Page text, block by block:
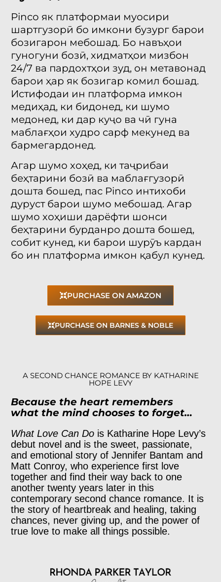
Pinco як платформаи муосири
шартгузорӣ бо имкони бузург барои
бозигарон мебошад. Бо навъҳои
гуногуни бозӣ, хидматҳои мизбон
24/7 ва пардохтҳои зуд, он метавонад
барои ҳар як бозигар комил бошад.
Истифодаи ин платформа имкон
медиҳад, ки бидонед, ки шумо
медонед, ки дар куҷо ва чӣ гуна
маблағҳои худро сарф мекунед ва
бармегардонед.
Агар шумо хоҳед, ки таҷрибаи
беҳтарини бозӣ ва маблағгузорӣ
дошта бошед, пас Pinco интихоби
дуруст барои шумо мебошад. Агар
шумо хоҳиши дарёфти шонси
беҳтарини бурданро дошта бошед,
собит кунед, ки барои шурӯъ кардан
бо ин платформа имкон қабул кунед.
PURCHASE ON AMAZON
PURCHASE ON BARNES & NOBLE
A SECOND CHANCE ROMANCE BY KATHARINE
HOPE LEVY
Because the heart remembers
what the mind chooses to forget…
What Love Can Do is Katharine Hope Levy’s
debut novel and is the sweet, passionate,
and emotional story of Jennifer Bantam and
Matt Conroy, who experience first love
together and find their way back to one
another twenty years later in this
contemporary second chance romance. It is
the story of heartbreak and healing, taking
chances, never giving up, and the power of
true love to make all things possible.